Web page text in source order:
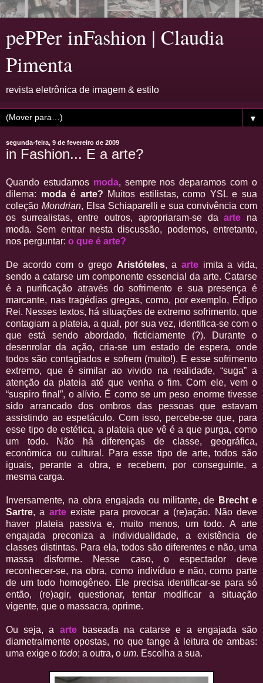
pePPer inFashion | Claudia
Pimenta
revista eletrônica de imagem & estilo
▼
segunda-feira, 9 de fevereiro de 2009
in Fashion... E a arte?
Quando estudamos moda, sempre nos deparamos com o
dilema: moda é arte? Muitos estilistas, como YSL e sua
coleção Mondrian, Elsa Schiaparelli e sua convivência com
os surrealistas, entre outros, apropriaram-se daarte na
moda. Sem entrar nesta discussão, podemos, entretanto,
nos perguntar: o que é arte?
De acordo com o grego Aristóteles, a arteimita a vida,
sendo a catarse um componente essencial da arte. Catarse
é a purificação através do sofrimento e sua presença é
marcante, nas tragédias gregas, como, por exemplo, Édipo
Rei. Nesses textos, há situações de extremo sofrimento, que
contagiam a plateia, a qual, por sua vez, identifica-se com o
que está sendo abordado, ficticiamente (?). Durante o
desenrolar da ação, cria-se um estado de espera, onde
todos são contagiados e sofrem (muito!). E esse sofrimento
extremo, que é similar ao vivido na realidade, “suga” a
atenção da plateia até que venha o fim. Com ele, vem o
“suspiro final”, o alívio. É como se um peso enorme tivesse
sido arrancado dos ombros das pessoas que estavam
assistindo ao espetáculo. Com isso, percebe-se que, para
esse tipo de estética, a plateia que vê é a que purga, como
um todo. Não há diferenças de classe, geográfica,
econômica ou cultural. Para esse tipo de arte, todos são
iguais, perante a obra, e recebem, por conseguinte, a
mesma carga.
Inversamente, na obra engajada ou militante, de Brecht e
Sartre, a arteexiste para provocar a (re)ação. Não deve
haver plateia passiva e, muito menos, um todo. A arte
engajada preconiza a individualidade, a existência de
classes distintas. Para ela, todos são diferentes e não, uma
massa disforme. Nesse caso, o espectador deve
reconhecer-se, na obra, como indivíduo e não, como parte
de um todo homogêneo. Ele precisa identificar-se para só
então, (re)agir, questionar, tentar modificar a situação
vigente, que o massacra, oprime.
Ou seja, a artebaseada na catarse e a engajada são
diametralmente opostas, no que tange à leitura de ambas:
uma exige o todo; a outra, o um. Escolha a sua.